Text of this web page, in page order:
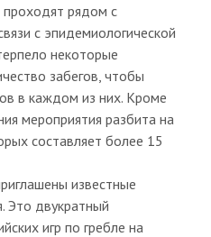
проходят рядом с
с эпидемиологической
некоторые
забегов, чтобы
в каждом из них. Кроме
мероприятия разбита на
составляет более 15
известные
Это двукратный
игр по гребле на